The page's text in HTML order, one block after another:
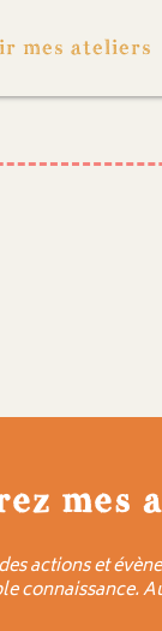
mes ateliers
mes
actions et